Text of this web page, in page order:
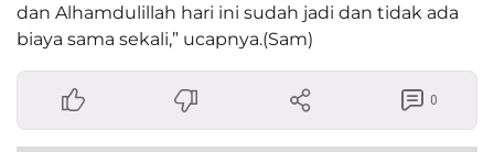
dan Alhamdulillah hari ini sudah jadi dan tidak ada
biaya sama sekali,” ucapnya.(Sam)
0